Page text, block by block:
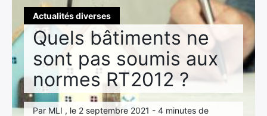
Actualités diverses
Quels bâtiments ne
sont pas soumis aux
normes RT2012 ?
Par MLI , le 2 septembre 2021 - 4 minutes de